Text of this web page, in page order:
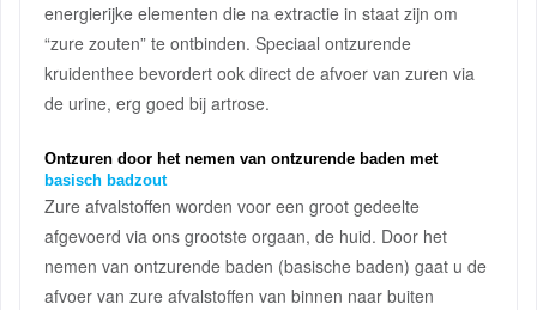
energierijke elementen die na extractie in staat zijn om
“zure zouten” te ontbinden. Speciaal ontzurende
kruidenthee bevordert ook direct de afvoer van zuren via
de urine, erg goed bij artrose.
Ontzuren door het nemen van ontzurende baden met
basisch badzout
Zure afvalstoffen worden voor een groot gedeelte
afgevoerd via ons grootste orgaan, de huid. Door het
nemen van ontzurende baden (basische baden) gaat u de
afvoer van zure afvalstoffen van binnen naar buiten